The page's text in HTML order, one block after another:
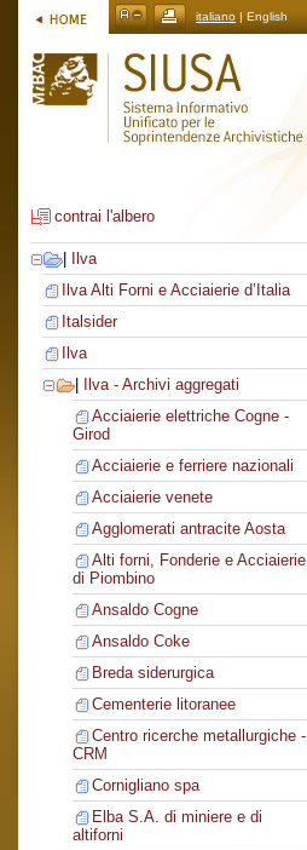
italiano | English
contrai l'albero
Ilva
Ilva Alti Forni e Acciaierie d’Italia
Italsider
Ilva
Ilva - Archivi aggregati
Acciaierie elettriche Cogne -
Girod
Acciaierie e ferriere nazionali
Acciaierie venete
Agglomerati antracite Aosta
Alti forni, Fonderie e Acciaierie
di Piombino
Ansaldo Cogne
Ansaldo Coke
Breda siderurgica
Cementerie litoranee
Centro ricerche metallurgiche -
CRM
Cornigliano spa
Elba S.A. di miniere e di
altiforni